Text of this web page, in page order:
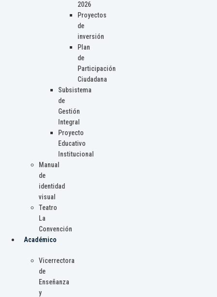
2026
Proyectos
de
inversión
Plan
de
Participación
Ciudadana
Subsistema
de
Gestión
Integral
Proyecto
Educativo
Institucional
Manual
de
identidad
visual
Teatro
La
Convención
Académico
Vicerrectora
de
Enseñanza
y